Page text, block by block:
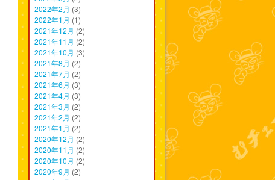
2022年2月 (3)
2022年1月 (1)
2021年12月 (2)
2021年11月 (2)
2021年10月 (3)
2021年8月 (2)
2021年7月 (2)
2021年6月 (3)
2021年4月 (3)
2021年3月 (2)
2021年2月 (2)
2021年1月 (2)
2020年12月 (2)
2020年11月 (2)
2020年10月 (2)
2020年9月 (2)